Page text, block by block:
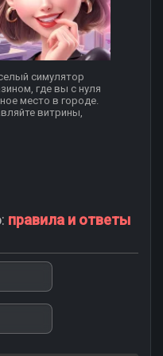
симулятор
где вы с нуля
место в городе.
витрины,
правила и ответы